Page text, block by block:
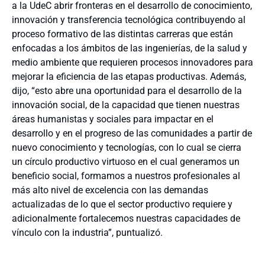
a la UdeC abrir fronteras en el desarrollo de conocimiento,
innovación y transferencia tecnológica contribuyendo al
proceso formativo de las distintas carreras que están
enfocadas a los ámbitos de las ingenierías, de la salud y
medio ambiente que requieren procesos innovadores para
mejorar la eficiencia de las etapas productivas. Además,
dijo, “esto abre una oportunidad para el desarrollo de la
innovación social, de la capacidad que tienen nuestras
áreas humanistas y sociales para impactar en el
desarrollo y en el progreso de las comunidades a partir de
nuevo conocimiento y tecnologías, con lo cual se cierra
un círculo productivo virtuoso en el cual generamos un
beneficio social, formamos a nuestros profesionales al
más alto nivel de excelencia con las demandas
actualizadas de lo que el sector productivo requiere y
adicionalmente fortalecemos nuestras capacidades de
vínculo con la industria”, puntualizó.